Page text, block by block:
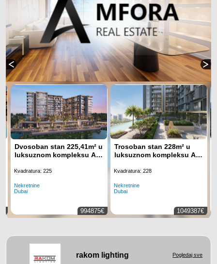
Dvosoban stan 225,41m² u
luksuznom kompleksu Art
Kvadratura: 225
Nekretnine
Dubai
994875€
Trosoban stan 228m² u
luksuznom kompleksu Art
Kvadratura: 228
Nekretnine
Dubai
1049387€
rakom lighting Pogledaj sve